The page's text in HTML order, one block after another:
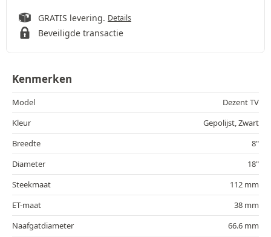
GRATIS levering. Details
Beveiligde transactie
Kenmerken
Model
Dezent TV
Kleur
Gepolijst, Zwart
Breedte
8"
Diameter
18"
Steekmaat
112 mm
ET-maat
38 mm
Naafgatdiameter
66.6 mm